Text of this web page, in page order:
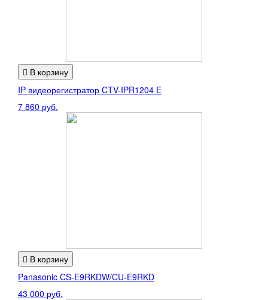
В корзину
IP видеорегистратор CTV-IPR1204 E
7 860 руб.
В корзину
Panasonic CS-E9RKDW/CU-E9RKD
43 000 руб.